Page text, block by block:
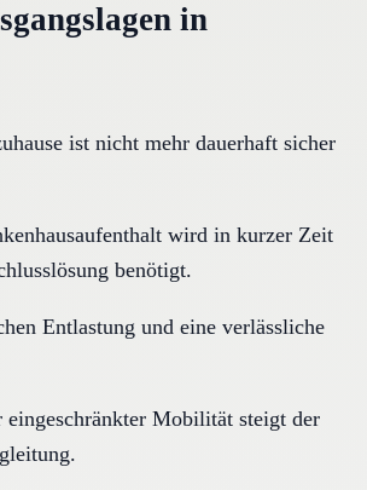
in
ist nicht mehr dauerhaft sicher
wird in kurzer Zeit
benötigt.
Entlastung und eine verlässliche
eingeschränkter Mobilität steigt der